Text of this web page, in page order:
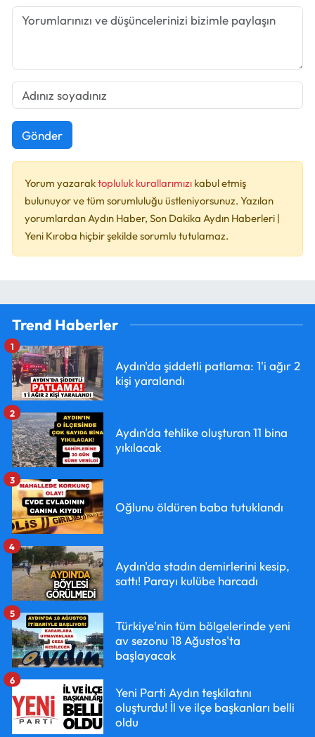
Gönder
Yorum yazaraktopluluk kurallarımızı kabul etmiş
bulunuyor ve tüm sorumluluğu üstleniyorsunuz. Yazılan
yorumlardan Aydın Haber, Son Dakika Aydın Haberleri |
Yeni Kıroba hiçbir şekilde sorumlu tutulamaz.
Trend Haberler
Aydın'da şiddetli patlama: 1'i ağır 2
kişi yaralandı
1
Aydın'da tehlike oluşturan 11 bina
yıkılacak
2
Oğlunu öldüren baba tutuklandı
3
Aydın'da stadın demirlerini kesip,
sattı! Parayı kulübe harcadı
4
Türkiye'nin tüm bölgelerinde yeni
av sezonu 18 Ağustos'ta
başlayacak
5
Yeni Parti Aydın teşkilatını
oluşturdu! İl ve ilçe başkanları belli
oldu
6